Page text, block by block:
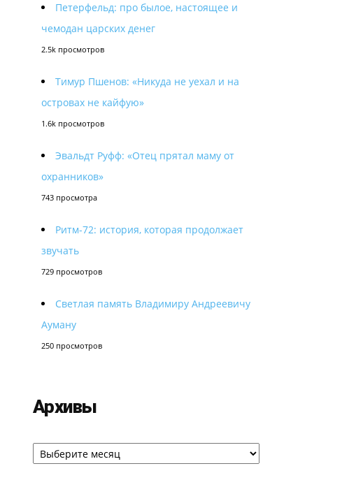
Петерфельд: про былое, настоящее и
чемодан царских денег
2.5k просмотров
Тимур Пшенов: «Никуда не уехал и на
островах не кайфую»
1.6k просмотров
Эвальдт Руфф: «Отец прятал маму от
охранников»
743 просмотра
Ритм-72: история, которая продолжает
звучать
729 просмотров
Светлая память Владимиру Андреевичу
Ауману
250 просмотров
Архивы
Архивы